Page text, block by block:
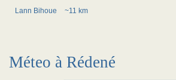
Lann Bihoue ~11 km
Méteo à Rédené